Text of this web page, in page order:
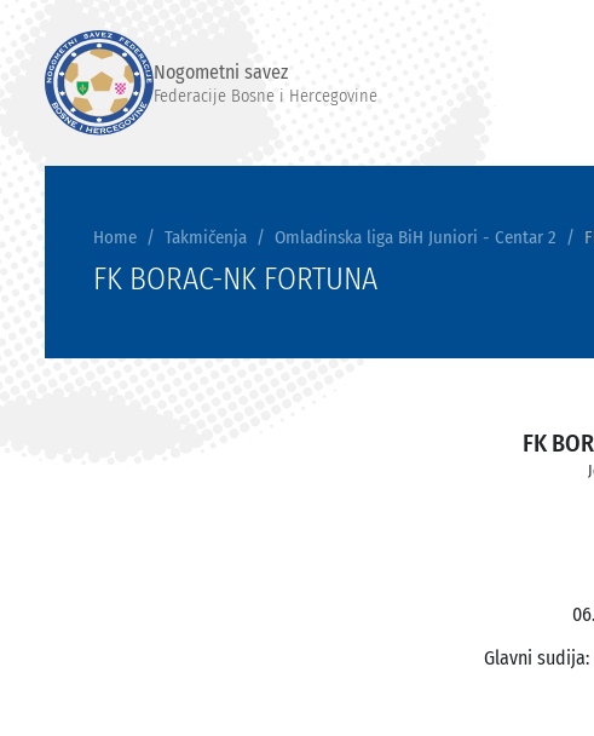
Nogometni savez
Federacije Bosne i Hercegovine
Home Takmičenja Omladinska liga BiH Juniori - Centar 2
FK BORAC-NK FORTUNA
FK
Glavni sudija: